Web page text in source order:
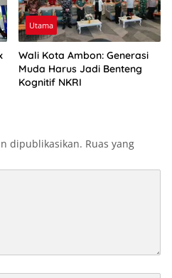
Utama
Wali Kota Ambon: Generasi
Muda Harus Jadi Benteng
Kognitif NKRI
dipublikasikan. Ruas yang